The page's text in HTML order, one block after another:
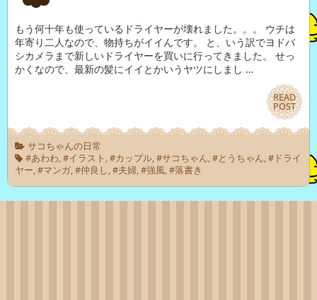
もう何十年も使っているドライヤーが壊れました。。。 ウチは
年寄り二人なので、物持ちがイイんです。 と、いう訳でヨドバ
シカメラまで新しいドライヤーを買いに行ってきました。 せっ
かくなので、最新の髪にイイとかいうヤツにしまし …
READ
POST
READ
POST
サコちゃんの日常
#あわわ,#イラスト ,#カップル,#サコちゃん,#とうちゃん,#ドライ
ヤー,#マンガ,#仲良し,#夫婦,#強風,#落書き